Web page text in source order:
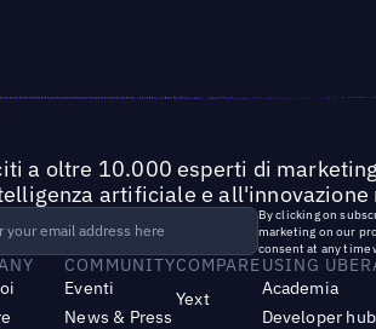
a oltre 10.000 esperti di
artificiale e all'innovazione
By clicking on
marketing on our
consent at any
COMMUNITY
Eventi
News & Press
COMPARE
Yext
USING
Academia
Developer hub